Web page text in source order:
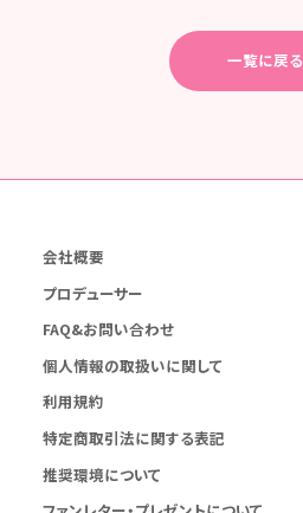
一覧に戻る
会社概要
プロデューサー
FAQ&お問い合わせ
個人情報の取扱いに関して
利用規約
特定商取引法に関する表記
推奨環境について